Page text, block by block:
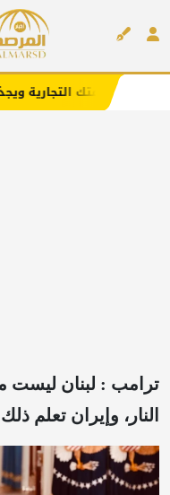
ويجذب لك مزيدًا من
ترامب : لبنان ليست
النار، وإيران تعلم ذلك